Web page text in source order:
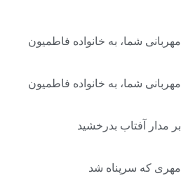
مهربانی شما، به خانواده فاطمیون
مهربانی شما، به خانواده فاطمیون
بر مدار آفتاب بدرخشید
مهری که سرپناه شد